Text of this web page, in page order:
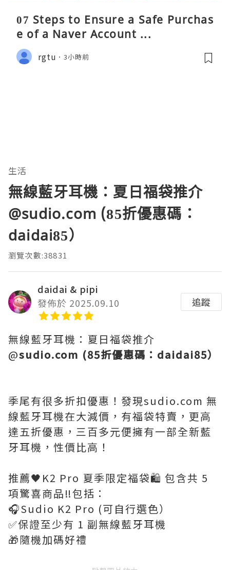
07 Steps to Ensure a Safe Purchas
e of a Naver Account ...
rgtu 3小時前
生活
無線藍牙耳機：夏日福袋推介
@sudio.com (85折優惠碼：
daidai85）
瀏覽次數:38831
daidai & pipi
發佈於 2025.09.10
追蹤
無線藍牙耳機：夏日福袋推介
@sudio.com (85折優惠碼：daidai85）
季尾有很多折扣優惠！發現sudio.com 無
線藍牙耳機在大減價，有福袋特賣，更高
達五折優惠，三百多元便擁有一部全新藍
牙耳機，性價比高！
推薦🖤K2 Pro 夏季限定福袋🛍️ 包含共 5
項驚喜商品‼️包括：
🎧Sudio K2 Pro (可自行選色）
✅保證至少有 1 副無線藍牙耳機
🎁隨機加碼好禮